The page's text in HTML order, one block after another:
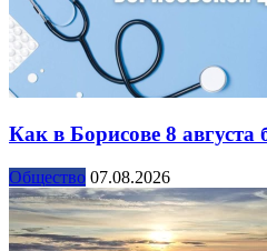
Как в Борисове 8 августа
Общество 07.08.2026